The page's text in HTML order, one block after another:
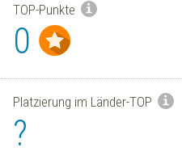
TOP-Punkte
0
Platzierung im Länder-TOP
?